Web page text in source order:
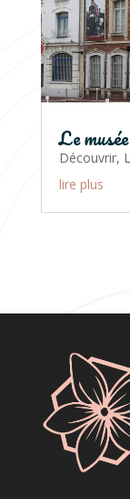
Le
Découvrir,
lire plus